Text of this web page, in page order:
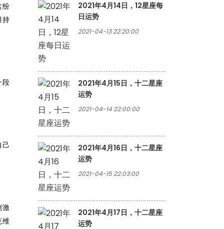
纷
持
段
维
2021年4月14日，12星座每
日运势
2021-04-13 22:20:00
2021年4月15日，十二星座
运势
2021-04-14 22:00:00
2021年4月16日，十二星座
运势
2021-04-15 22:03:00
2021年4月17日，十二星座
运势